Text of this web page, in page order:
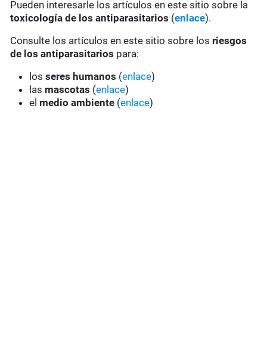
Pueden interesarle los artículos en este sitio sobre la
toxicología de los antiparasitarios (enlace).
Consulte los artículos en este sitio sobre los riesgos
de los antiparasitarios para:
losseres humanos (enlace)
las mascotas (enlace)
el medio ambiente (enlace)